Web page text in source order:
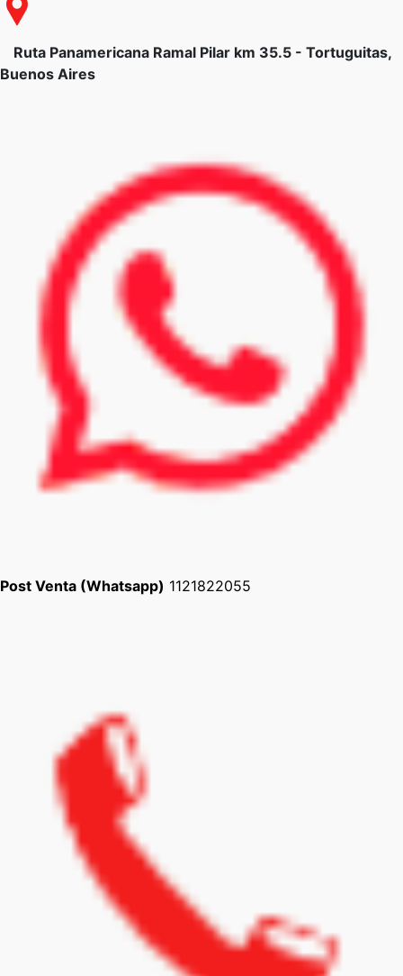
Ruta Panamericana Ramal Pilar km 35.5 - Tortuguitas,
Buenos Aires
Post Venta (Whatsapp) 1121822055